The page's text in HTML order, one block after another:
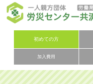
初めての方
加入費用 労
労災